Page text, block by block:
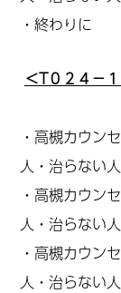
・終わりに
＜T０２４－
・高槻カウン
人・治らない
・高槻カウン
人・治らない人
・高槻カウン
人・治らない